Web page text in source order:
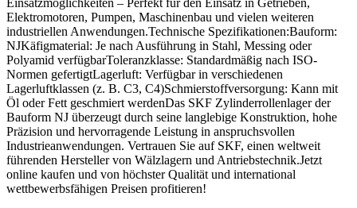
Einsatzmöglichkeiten – Perfekt für den Einsatz in Getrieben,
Elektromotoren, Pumpen, Maschinenbau und vielen weiteren
industriellen Anwendungen.Technische Spezifikationen:Bauform:
NJKäfigmaterial: Je nach Ausführung in Stahl, Messing oder
Polyamid verfügbarToleranzklasse: Standardmäßig nach ISO-
Normen gefertigtLagerluft: Verfügbar in verschiedenen
Lagerluftklassen (z. B. C3, C4)Schmierstoffversorgung: Kann mit
Öl oder Fett geschmiert werdenDas SKF Zylinderrollenlager der
Bauform NJ überzeugt durch seine langlebige Konstruktion, hohe
Präzision und hervorragende Leistung in anspruchsvollen
Industrieanwendungen. Vertrauen Sie auf SKF, einen weltweit
führenden Hersteller von Wälzlagern und Antriebstechnik.Jetzt
online kaufen und von höchster Qualität und international
wettbewerbsfähigen Preisen profitieren!